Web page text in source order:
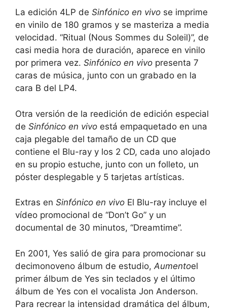
La edición 4LP de Sinfónico en vivo se imprime
en vinilo de 180 gramos y se masteriza a media
velocidad. “Ritual (Nous Sommes du Soleil)”, de
casi media hora de duración, aparece en vinilo
por primera vez. Sinfónico en vivo presenta 7
caras de música, junto con un grabado en la
cara B del LP4.
Otra versión de la reedición de edición especial
de Sinfónico en vivo está empaquetado en una
caja plegable del tamaño de un CD que
contiene el Blu-ray y los 2 CD, cada uno alojado
en su propio estuche, junto con un folleto, un
póster desplegable y 5 tarjetas artísticas.
Extras en Sinfónico en vivo El Blu-ray incluye el
vídeo promocional de “Don’t Go” y un
documental de 30 minutos, “Dreamtime”.
En 2001, Yes salió de gira para promocionar su
decimonoveno álbum de estudio, Aumentoel
primer álbum de Yes sin teclados y el último
álbum de Yes con el vocalista Jon Anderson.
Para recrear la intensidad dramática del álbum,